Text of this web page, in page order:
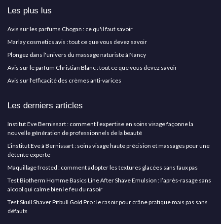
Les plus lus
Avis sur les parfums Chogan : ce qu'il faut savoir
Marlay cosmetics avis : tout ce que vous devez savoir
Plongez dans l'univers du massage naturiste à Nancy
Avis sur le parfum Christian Blanc : tout ce que vous devez savoir
Avis sur l'efficacité des crèmes anti-varices
Les derniers articles
Institut Eve Bernissart : comment l’expertise en soins visage façonne la
nouvelle génération de professionnels de la beauté
L’institut Eve à Bernissart : soins visage haute précision et massages pour une
détente experte
Maquillage frosted : comment adopter les textures glacées sans faux pas
Test Biotherm Homme Basics Line After Shave Emulsion : l’après-rasage sans
alcool qui calme bien le feu du rasoir
Test Skull Shaver Pitbull Gold Pro : le rasoir pour crâne pratique mais pas sans
défauts